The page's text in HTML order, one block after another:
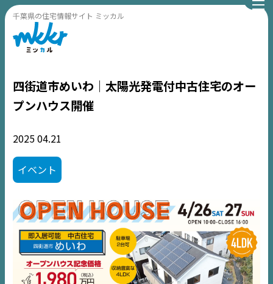
千葉県の住宅情報サイト ミッカル
四街道市めいわ｜太陽光発電付中古住宅のオー
プンハウス開催
202504.21
イベント